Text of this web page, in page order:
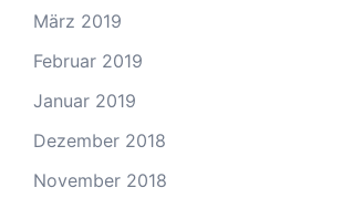
März 2019
Februar 2019
Januar 2019
Dezember 2018
November 2018